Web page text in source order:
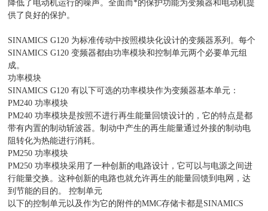
降低了电动机运行的噪声。全面而*的保护功能为变频器和电动机提
供了良好的保护。
SINAMICS G120 为标准传动中按照模块化设计的变频器系列。每个
SINAMICS G120 变频器都由功率模块和控制单元两个必要单元组
成。
功率模块
SINAMICS G120 有以下可选的功率模块作为变频器基本单元：
PM240 功率模块
PM240 功率模块是按照不进行再生能量回馈设计的，它的特点是都
带有内置的制动斩波器。制动中产生的再生能量通过外接的制动电
阻转化为热能进行消耗。
PM250 功率模块
PM250 功率模块采用了一种创新的电路设计，它可以与电源之间进
行能量交换。这种创新的电路也就允许再生的能量回馈到电网，达
到节能的目的。 控制单元
以下的控制单元以及作为它的附件的MMC存储卡都是SINAMICS